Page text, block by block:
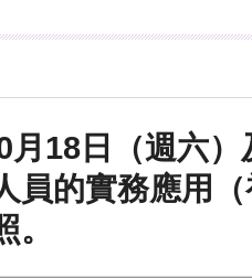
18日（週六
員的實務應用